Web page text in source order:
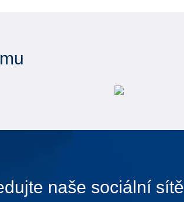
naše sociální sítě